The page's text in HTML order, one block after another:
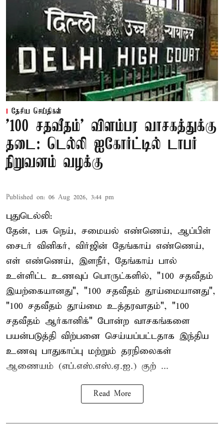
தேசிய செய்திகள்
'100 சதவீதம்' விளம்பர வாசகத்துக்கு
தடை: டெல்லி ஐகோர்ட்டில் டாபர்
நிறுவனம் வழக்கு
Published on: 06 Aug 2026, 3:44 pm
புதுடெல்லி:
தேன், பசு நெய், சமையல் எண்ணெய், ஆப்பிள்
சைடர் வினிகர், விர்ஜின் தேங்காய் எண்ணெய்,
எள் எண்ணெய், இளநீர், தேங்காய் பால்
உள்ளிட்ட உணவுப் பொருட்களில், "100 சதவீதம்
இயற்கையானது", "100 சதவீதம் தூய்மையானது",
"100 சதவீதம் தூய்மை உத்தரவாதம்", "100
சதவீதம் ஆர்கானிக்" போன்ற வாசகங்களை
பயன்படுத்தி விற்பனை செய்யப்பட்டதாக இந்திய
உணவு பாதுகாப்பு மற்றும் தரநிலைகள்
ஆணையம் (எப்.எஸ்.எஸ்.ஏ.ஐ.) குற் ...
Read More